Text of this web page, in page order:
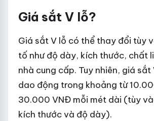
Giá sắt V lỗ?
Giá sắt V lỗ có thể thay đổi tùy
tố như độ dày, kích thước, chất
nhà cung cấp. Tuy nhiên, giá
dao động trong khoảng từ
30.000 VNĐ mỗi mét dài (tùy
kích thước và độ dày).